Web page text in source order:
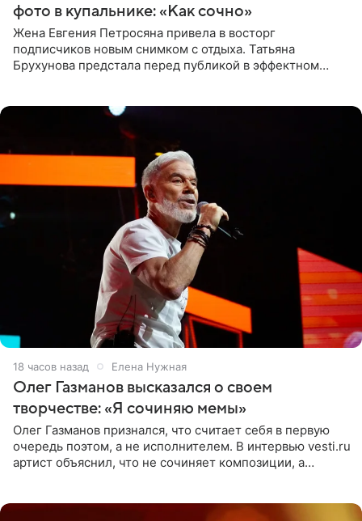
фото в купальнике: «Как сочно»
Жена Евгения Петросяна привела в восторг
подписчиков новым снимком с отдыха. Татьяна
Брухунова предстала перед публикой в эффектном
18 часов назад Елена Нужная
Олег Газманов высказался о своем
творчестве: «Я сочиняю мемы»
Олег Газманов признался, что считает себя в первую
очередь поэтом, а не исполнителем. В интервью vesti.ru
артист объяснил, что не сочиняет композиции, а